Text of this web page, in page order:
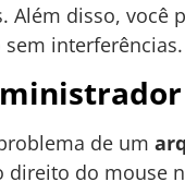
Além disso,
interferências.
de um
do mouse